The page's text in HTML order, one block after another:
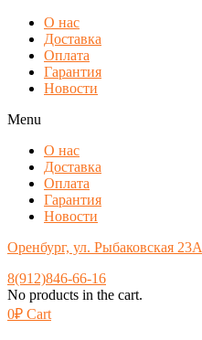
О нас
Доставка
Оплата
Гарантия
Новости
Menu
О нас
Доставка
Оплата
Гарантия
Новости
Оренбург, ул. Рыбаковская 23А
8(912)846-66-16
No products in the cart.
0₽ Cart